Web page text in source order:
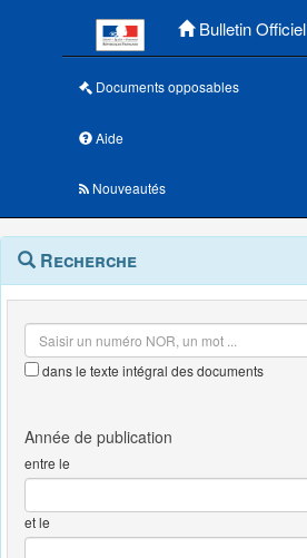
Bulletin Officiel
Documents opposables
Aide
Nouveautés
Navigation
outils
Menu
contextuel
Recherche
dans le texte intégral des documents
entre le
et le